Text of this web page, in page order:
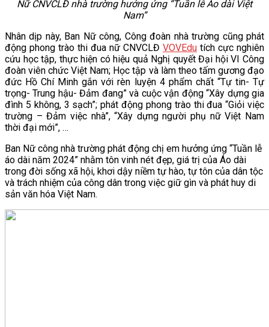
Nữ CNVCLĐ nhà trường hưởng ứng “Tuần lễ Áo dài Việt
Nam”
Nhân dịp này, Ban Nữ công, Công đoàn nhà trường cũng phát
động phong trào thi đua nữ CNVCLĐ VOVEdu tích cực nghiên
cứu học tập, thực hiện có hiệu quả Nghị quyết Đại hội VI Công
đoàn viên chức Việt Nam; Học tập và làm theo tấm gương đạo
đức Hồ Chí Minh gắn với rèn luyện 4 phẩm chất “Tự tin- Tự
trọng- Trung hậu- Đảm đang” và cuộc vận động “Xây dựng gia
đình 5 không, 3 sạch”; phát động phong trào thi đua “Giỏi việc
trường – Đảm việc nhà”, “Xây dựng người phụ nữ Việt Nam
thời đại mới”, …
Ban Nữ công nhà trường phát động chị em hưởng ứng “Tuần lễ
áo dài năm 2024” nhằm tôn vinh nét đẹp, giá trị của Áo dài
trong đời sống xã hội, khơi dậy niềm tự hào, tự tôn của dân tộc
và trách nhiệm của công dân trong việc giữ gìn và phát huy di
sản văn hóa Việt Nam.